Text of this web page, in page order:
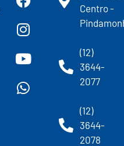
Centro -
(12)
3644-
2077
(12)
3644-
2078